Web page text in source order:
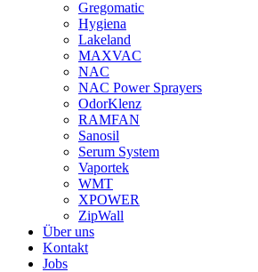
Gregomatic
Hygiena
Lakeland
MAXVAC
NAC
NAC Power Sprayers
OdorKlenz
RAMFAN
Sanosil
Serum System
Vaportek
WMT
XPOWER
ZipWall
Über uns
Kontakt
Jobs